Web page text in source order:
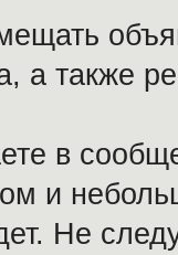
а также
в
и
Не